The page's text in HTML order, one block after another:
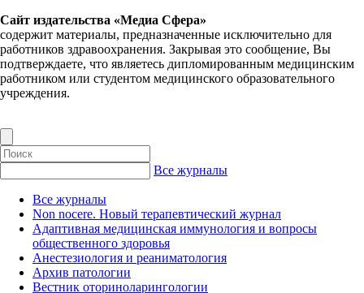
Сайт издательства «Медиа Сфера»
содержит материалы, предназначенные исключительно для
работников здравоохранения. Закрывая это сообщение, Вы
подтверждаете, что являетесь дипломированным медицинским
работником или студентом медицинского образовательного
учреждения.
Все журналы
Все журналы
Non nocere. Новый терапевтический журнал
Адаптивная медицинская иммунология и вопросы
общественного здоровья
Анестезиология и реаниматология
Архив патологии
Вестник оториноларингологии